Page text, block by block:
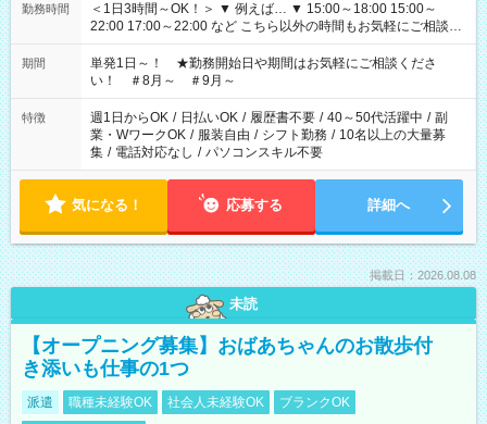
勤務時間
＜1日3時間～OK！＞ ▼ 例えば… ▼ 15:00～18:00 15:00～
22:00 17:00～22:00 など こちら以外の時間もお気軽にご相談く
ださい！
期間
単発1日～！ ★勤務開始日や期間はお気軽にご相談くださ
い！ ＃8月～ ＃9月～
特徴 週1日からOK / 日払いOK / 履歴書不要 / 40～50代活躍中 / 副
業・WワークOK / 服装自由 / シフト勤務 / 10名以上の大量募
集 / 電話対応なし / パソコンスキル不要
気になる！ 応募する 詳細へ
掲載日：2026.08.08
未読
【オープニング募集】おばあちゃんのお散歩付
き添いも仕事の1つ
派遣 職種未経験OK 社会人未経験OK
ブランクOK